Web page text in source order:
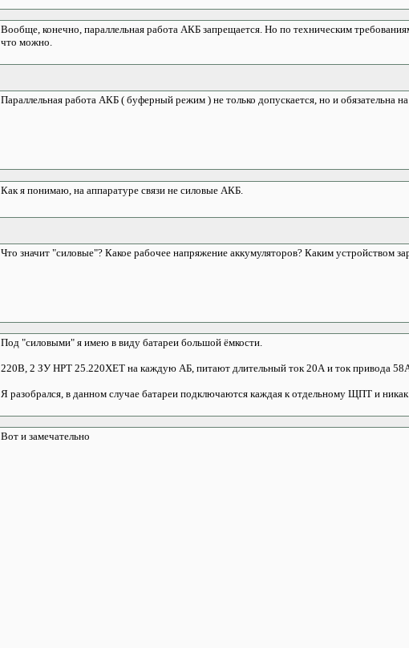
Вообще, конечно, параллельная работа АКБ запрещается. Но по техническим
что можно.
Параллельная работа АКБ ( буферный режим ) не только допускается, но и обязательна на
Как я понимаю, на аппаратуре связи не силовые АКБ.
Что значит "силовые"? Какое рабочее напряжение аккумуляторов? Каким устройством
Под "силовыми" я имею в виду батареи большой ёмкости.
220В, 2 ЗУ HPT 25.220XET на каждую АБ, питают длительный ток 20А и ток привода
Я разобрался, в данном случае батареи подключаются каждая к отдельному ЩПТ и
Вот и замечательно